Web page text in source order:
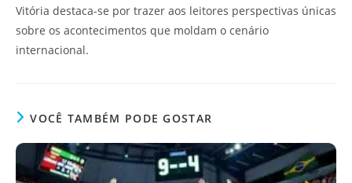
Vitória destaca-se por trazer aos leitores perspectivas únicas
sobre os acontecimentos que moldam o cenário
internacional.
VOCÊ TAMBÉM PODE GOSTAR